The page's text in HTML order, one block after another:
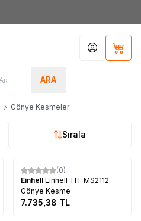
ARA
Hesabım
Gönye Kesmeler
Sırala
(0)
Einhell Einhell TH-MS2112
Gönye Kesme
7.735,38 TL